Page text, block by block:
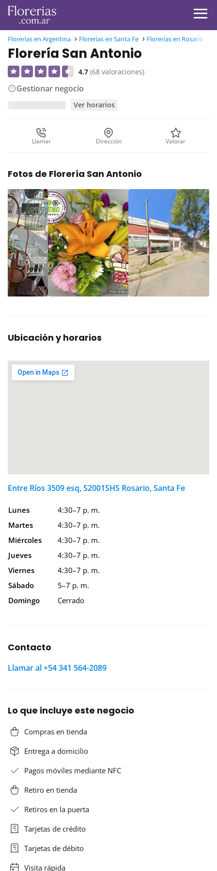
Florerías en Argentina Florerías en Santa Fe Florerías en Rosario
Florería San Antonio
4.7 (68 valoraciones)
Gestionar negocio
Ver horarios
Llamar Dirección Valorar
Fotos de Florería San Antonio
Ubicación y horarios
Entre Ríos 3509 esq, S2001SHS Rosario, Santa Fe
Lunes
4:30–7 p. m.
Martes
4:30–7 p. m.
Miércoles
4:30–7 p. m.
Jueves
4:30–7 p. m.
Viernes
4:30–7 p. m.
Sábado
5–7 p. m.
Domingo
Cerrado
Contacto
Llamar al +54 341 564-2089
Lo que incluye este negocio
Compras en tienda
Entrega a domicilio
Pagos móviles mediante NFC
Retiro en tienda
Retiros en la puerta
Tarjetas de crédito
Tarjetas de débito
Visita rápida